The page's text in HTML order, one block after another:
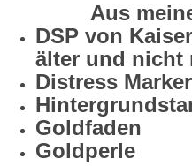
Aus
DSP von
älter und nicht
Distress
Goldfaden
Goldperle